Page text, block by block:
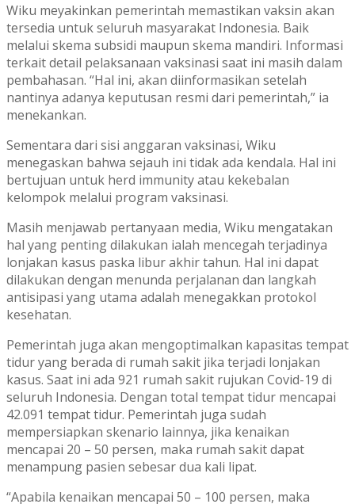
Wiku meyakinkan pemerintah memastikan vaksin akan
tersedia untuk seluruh masyarakat Indonesia. Baik
melalui skema subsidi maupun skema mandiri. Informasi
terkait detail pelaksanaan vaksinasi saat ini masih dalam
pembahasan. “Hal ini, akan diinformasikan setelah
nantinya adanya keputusan resmi dari pemerintah,” ia
menekankan.
Sementara dari sisi anggaran vaksinasi, Wiku
menegaskan bahwa sejauh ini tidak ada kendala. Hal ini
bertujuan untuk herd immunity atau kekebalan
kelompok melalui program vaksinasi.
Masih menjawab pertanyaan media, Wiku mengatakan
hal yang penting dilakukan ialah mencegah terjadinya
lonjakan kasus paska libur akhir tahun. Hal ini dapat
dilakukan dengan menunda perjalanan dan langkah
antisipasi yang utama adalah menegakkan protokol
kesehatan.
Pemerintah juga akan mengoptimalkan kapasitas tempat
tidur yang berada di rumah sakit jika terjadi lonjakan
kasus. Saat ini ada 921 rumah sakit rujukan Covid-19 di
seluruh Indonesia. Dengan total tempat tidur mencapai
42.091 tempat tidur. Pemerintah juga sudah
mempersiapkan skenario lainnya, jika kenaikan
mencapai 20 – 50 persen, maka rumah sakit dapat
menampung pasien sebesar dua kali lipat.
“Apabila kenaikan mencapai 50 – 100 persen, maka